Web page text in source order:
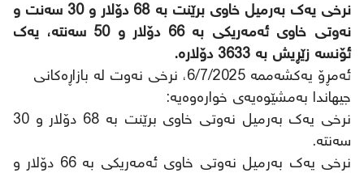
نرخی یەک بەرمیل خاوی برێنت بە 68 دۆلار و 30 سەنت و
نەوتی خاوی ئەمەریکی بە 66 دۆلار و 50 سەنتە، یەک
ئۆنسە زێڕیش بە 3633 دۆلارە.
ئەمڕۆ یەکشەممە 6/7/2025، نرخی نەوت لە بازاڕەکانی
جیهاندا بەمشێوەیەی خوارەوەیە:
نرخی یەک بەرمیل نەوتی خاوی برێنت بە 68 دۆلار و 30
سەنتە.
نرخی یەک بەرمیل نەوتی خاوی ئەمەریکی بە 66 دۆلار و